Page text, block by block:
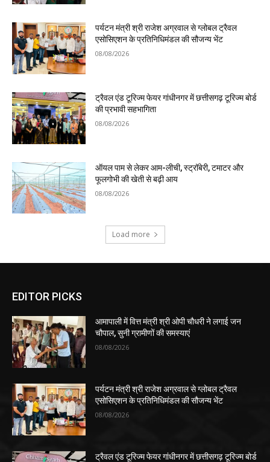
पर्यटन मंत्री श्री राजेश अग्रवाल से ग्लोबल ट्रैवल
एसोसिएशन के प्रतिनिधिमंडल की सौजन्य भेंट
08/08/2026
ट्रैवल एंड टूरिज्म फेयर गांधीनगर में छत्तीसगढ़ टूरिज्म बोर्ड
की प्रभावी सहभागिता
08/08/2026
ऑयल पाम से लेकर आम-लीची, स्ट्रॉबेरी, टमाटर और
फूलगोभी की खेती से बढ़ी आय
08/08/2026
Load more
EDITOR PICKS
आमापाली में वित्त मंत्री श्री ओपी चौधरी ने लगाई जन
चौपाल, सुनी ग्रामीणों की समस्याएं
08/08/2026
पर्यटन मंत्री श्री राजेश अग्रवाल से ग्लोबल ट्रैवल
एसोसिएशन के प्रतिनिधिमंडल की सौजन्य भेंट
08/08/2026
ट्रैवल एंड टूरिज्म फेयर गांधीनगर में छत्तीसगढ़ टूरिज्म बोर्ड